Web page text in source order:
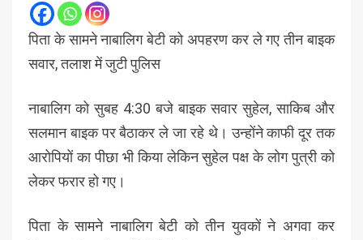
पिता के सामने नाबालिग बेटी को अपहरण कर ले गए तीन बाइक
सवार, तलाश में जुटी पुलिस
नाबालिग को सुबह 4:30 बजे बाइक सवार सुहेल, साकिब और
सलमान बाइक पर बैठाकर ले जा रहे थे। उन्होंने काफी दूर तक
आरोपियों का पीछा भी किया लेकिन सुहेल पक्ष के लोग पुत्री को
लेकर फरार हो गए।
पिता के सामने नाबालिग बेटी काे तीन युवकों ने अगवा कर